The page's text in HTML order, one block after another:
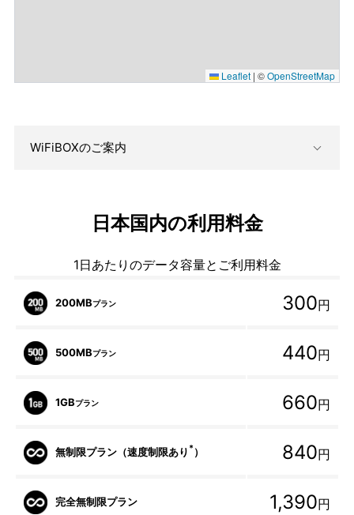
Leaflet | ©OpenStreetMap
WiFiBOXのご案内
日本国内の利用料金
1日あたりのデータ容量とご利用料金
200MBプラン 300円
500MBプラン 440円
1GBプラン 660円
無制限プラン（速度制限あり * ） 840円
完全無制限プラン 1,390円